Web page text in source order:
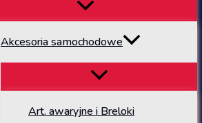
Akcesoria samochodowe
Art. awaryjne i Breloki